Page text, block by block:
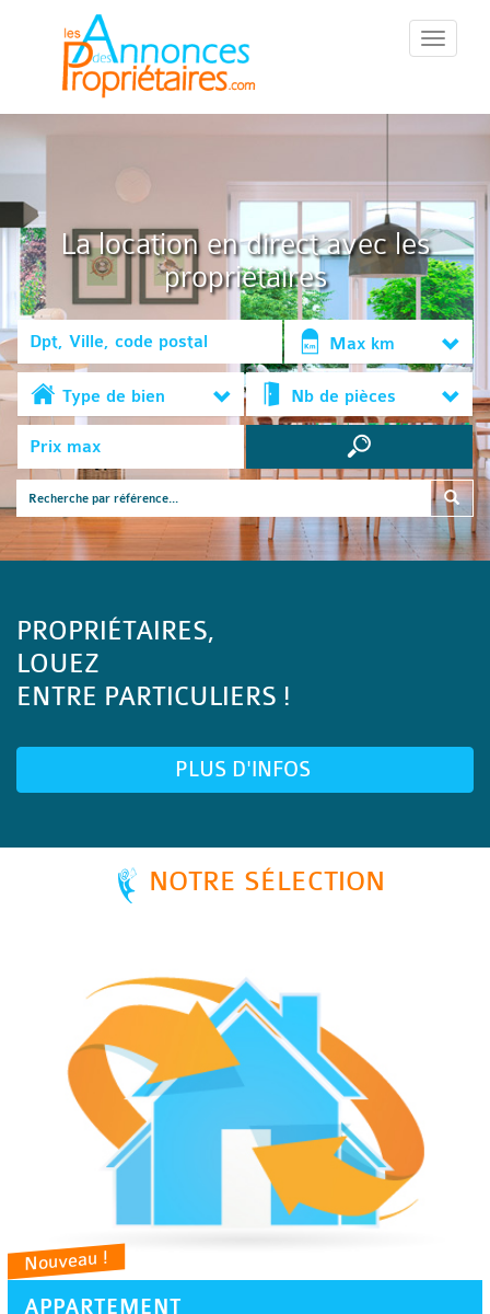
::Menu::
La location en direct avec les
propriétaires
Max km
Type de bien Nb de pièces
PROPRIÉTAIRES,
LOUEZ
ENTRE PARTICULIERS !
PLUS D'INFOS
NOTRE SÉLECTION
Nouveau !
APPARTEMENT